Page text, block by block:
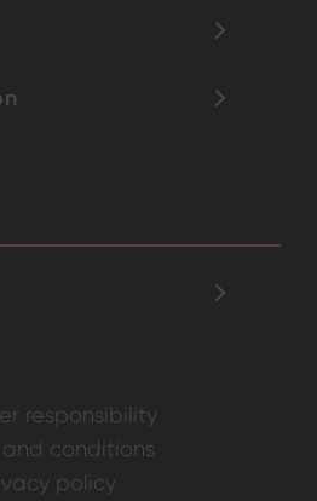
responsibility
and conditions
policy